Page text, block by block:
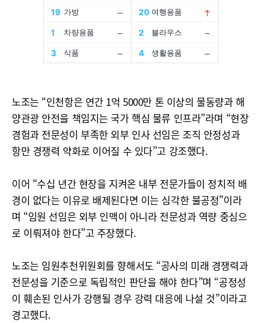
노조는 “인천항은 연간 1억 5000만 톤 이상의 물동량과 해
양관광 안전을 책임지는 국가 핵심 물류 인프라”라며 “현장
경험과 전문성이 부족한 외부 인사 선임은 조직 안정성과
항만 경쟁력 약화로 이어질 수 있다”고 강조했다.
이어 “수십 년간 현장을 지켜온 내부 전문가들이 정치적 배
경이 없다는 이유로 배제된다면 이는 심각한 불공정”이라
며 “임원 선임은 외부 인맥이 아니라 전문성과 역량 중심으
로 이뤄져야 한다”고 주장했다.
노조는 임원추천위원회를 향해서도 “공사의 미래 경쟁력과
전문성을 기준으로 독립적인 판단을 해야 한다”며 “공정성
이 훼손된 인사가 강행될 경우 강력 대응에 나설 것”이라고
경고했다.